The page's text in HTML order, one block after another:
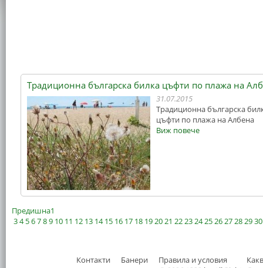
Традиционна българска билка цъфти по плажа на
31.07.2015
Традиционна българска
цъфти по плажа на Албена
Виж повече
1
Предишна
34 56789 10 11 12 13 14 15 16 17 18 192021 222324252627282930
Контакти Банери Правила и условия